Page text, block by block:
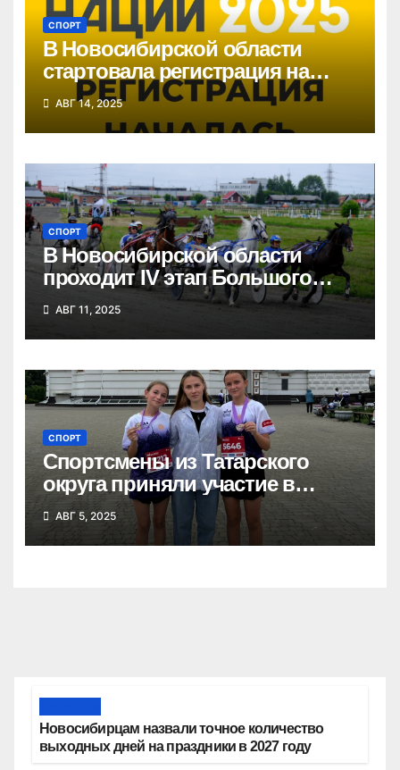
СПОРТ
В Новосибирской области
стартовала регистрация на
«Кросс нации»
АВГ 14, 2025
СПОРТ
В Новосибирской области
проходит IV этап Большого
Сибирского круга
АВГ 11, 2025
СПОРТ
Спортсмены из Татарского
округа приняли участие в
Сибирском марафоне
АВГ 5, 2025
Новосибирцам назвали точное количество
выходных дней на праздники в 2027 году